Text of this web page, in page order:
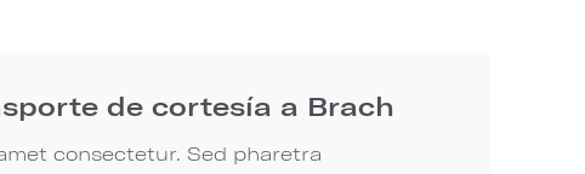
de cortesía a Brach
consectetur. Sed pharetra